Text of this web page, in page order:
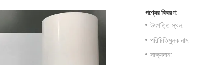
পণ্যের বিবরণ:
উৎপত্তি স্থল:
পরিচিতিমুলক নাম:
সাক্ষ্যদান: